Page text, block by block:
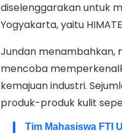
diselenggarakan untuk
Yogyakarta, yaitu
Jundan menambahkan,
mencoba
kemajuan industri.
produk-produk kulit
Tim Mahasiswa FTI